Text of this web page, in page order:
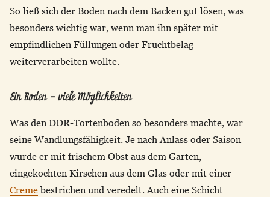
So ließ sich der Boden nach dem Backen gut lösen, was
besonders wichtig war, wenn man ihn später mit
empfindlichen Füllungen oder Fruchtbelag
weiterverarbeiten wollte.
Ein Boden – viele Möglichkeiten
Was den DDR-Tortenboden so besonders machte, war
seine Wandlungsfähigkeit. Je nach Anlass oder Saison
wurde er mit frischem Obst aus dem Garten,
eingekochten Kirschen aus dem Glas oder mit einer
Cremebestrichen und veredelt. Auch eine Schicht